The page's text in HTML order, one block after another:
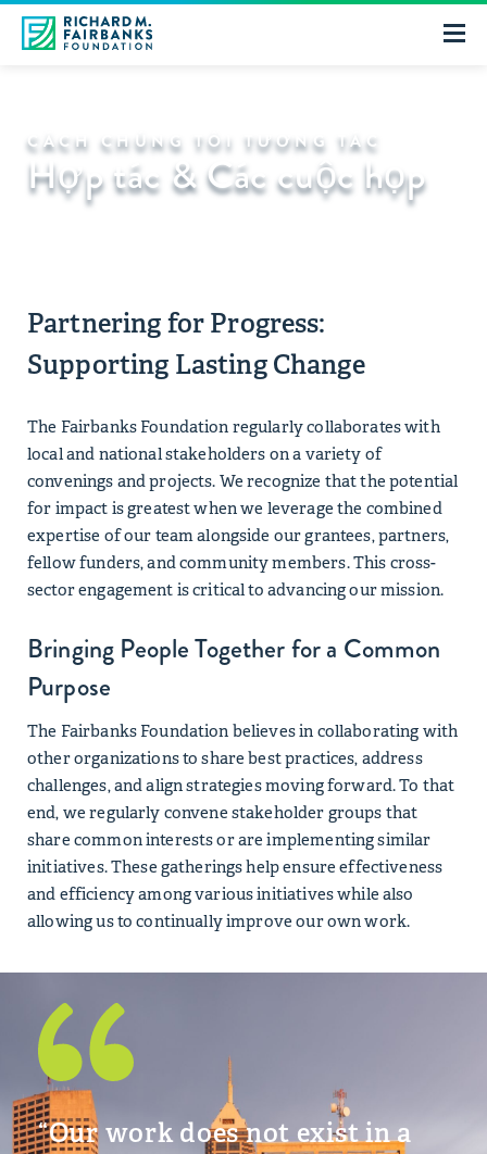
CÁCH CHÚNG TÔI TƯƠNG TÁC
Hợp tác & Các cuộc họp
Partnering for Progress:
Supporting Lasting Change
The Fairbanks Foundation regularly collaborates with
local and national stakeholders on a variety of
convenings and projects. We recognize that the potential
for impact is greatest when we leverage the combined
expertise of our team alongside our grantees, partners,
fellow funders, and community members. This cross-
sector engagement is critical to advancing our mission.
Bringing People Together for a Common
Purpose
The Fairbanks Foundation believes in collaborating with
other organizations to share best practices, address
challenges, and align strategies moving forward. To that
end, we regularly convene stakeholder groups that
share common interests or are implementing similar
initiatives. These gatherings help ensure effectiveness
and efficiency among various initiatives while also
allowing us to continually improve our own work.
“Our work does not exist in a